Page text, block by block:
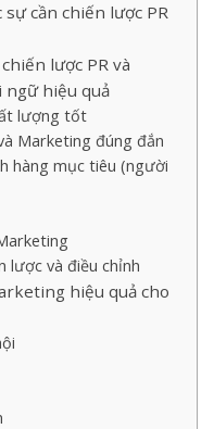
cần chiến lược PR
lược PR và
hiệu quả
lượng tốt
Marketing đúng đắn
hàng mục tiêu (người
lược và điều chỉnh
hiệu quả cho